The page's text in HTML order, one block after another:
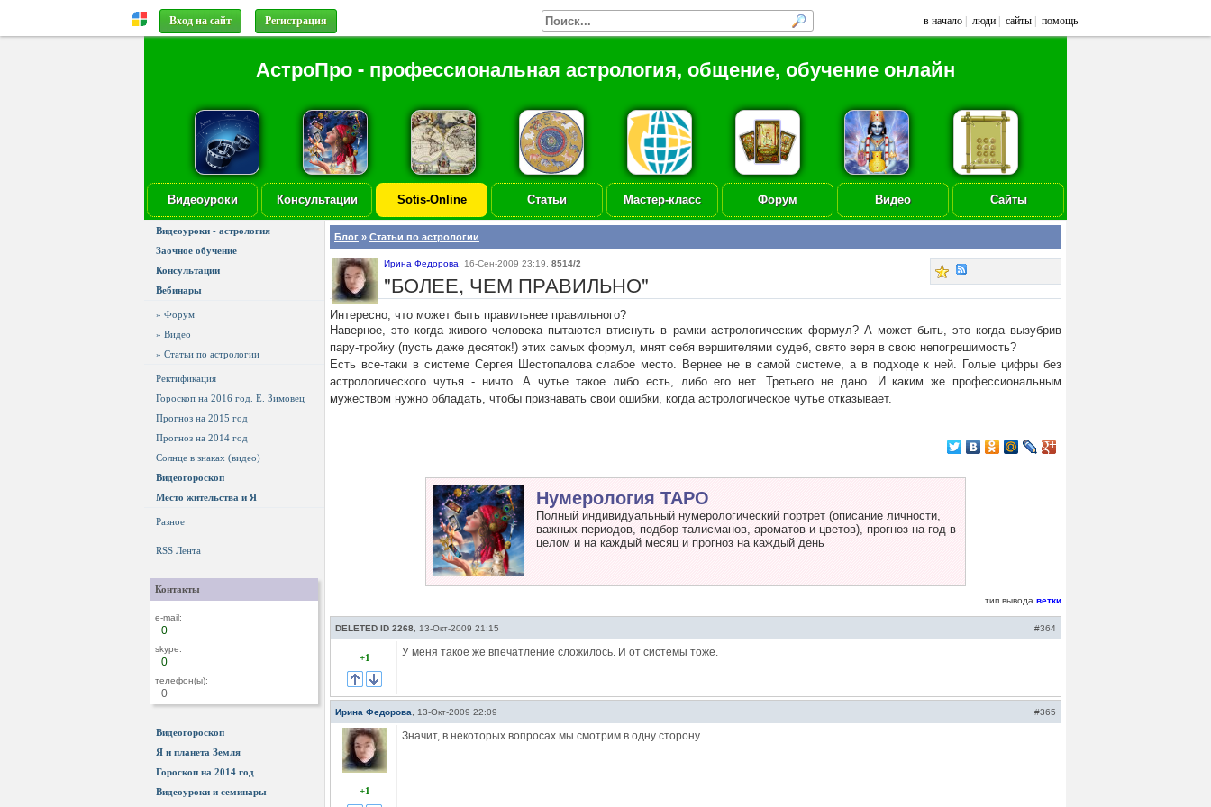
Вход на сайт Регистрация в начало люди сайты помощь
АстроПро - профессиональная астрология, общение, обучение онлайн
Видеоуроки Консультации Sotis-Online Статьи Мастер-класс Форум Видео Сайты
Видеоуроки - астрология
Заочное обучение
Консультации
Вебинары
» Форум
» Видео
» Статьи по астрологии
Ректификация
Гороскоп на 2016 год. Е. Зимовец
Прогноз на 2015 год
Прогноз на 2014 год
Солнце в знаках (видео)
Видеогороскоп
Место жительства и Я
Разное
RSS Лента
Контакты
e-mail:
0
skype:
0
телефон(ы):
0
Видеогороскоп
Я и планета Земля
Гороскоп на 2014 год
Видеоуроки и семинары
Блог » Статьи по астрологии
Ирина Федорова 16-Сен-2009 23:19 8514/2
"БОЛЕЕ, ЧЕМ ПРАВИЛЬНО"
Интересно, что может быть правильнее правильного?
Наверное, это когда живого человека пытаются втиснуть в рамки астрологических формул? А может быть, это когда вызубрив
пару-тройку (пусть даже десяток!) этих самых формул, мнят себя вершителями судеб, свято веря в свою непогрешимость?
Есть все-таки в системе Сергея Шестопалова слабое место. Вернее не в самой системе, а в подходе к ней. Голые цифры без
астрологического чутья - ничто. А чутье такое либо есть, либо его нет. Третьего не дано. И каким же профессиональным
мужеством нужно обладать, чтобы признавать свои ошибки, когда астрологическое чутье отказывает.
Нумерология ТАРО
Полный индивидуальный нумерологический портрет (описание личности,
важных периодов, подбор талисманов, ароматов и цветов), прогноз на год в
целом и на каждый месяц и прогноз на каждый день
тип вывода ветки
#364
DELETED ID 2268 13-Окт-2009 21:15
+1 У меня такое же впечатление сложилось. И от системы тоже.
#365
Ирина Федорова 13-Окт-2009 22:09
+1
Значит, в некоторых вопросах мы смотрим в одну сторону.